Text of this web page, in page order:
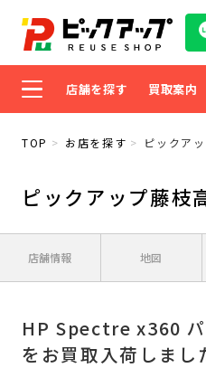
店舗を探す 買取案内
TOP お店を探す ピックア
ピックアップ藤枝
店舗情報 地図
HP Spectre x360
をお買取入荷しまし